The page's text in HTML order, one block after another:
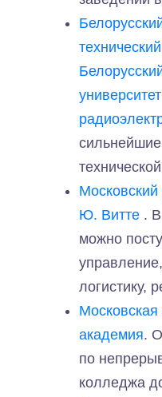
Ю. Витте .
можно
логистику,
академия.
по
колледжа